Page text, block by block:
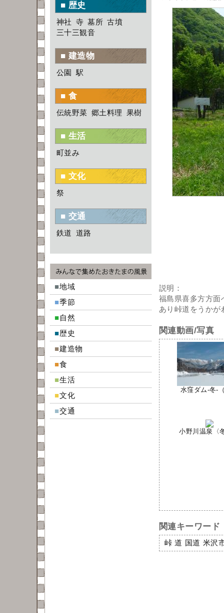
説明：
福島県喜多方方面
あり峠道をうかが
関連動画/写真
水窪ダム-冬-
小野川温泉〈
関連キーワード
峠 道 国道 米沢
■ 歴史
神社 寺 墓所 古墳
三十三観音
■ 建造物
公園 駅
■ 食
伝統野菜 郷土料理 果樹
■ 生活
町並み
■ 文化
祭
■ 交通
鉄道 道路
■地域
■季節
■自然
■歴史
■建造物
■食
■生活
■文化
■交通